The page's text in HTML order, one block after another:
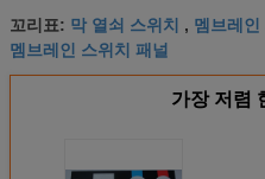
꼬리표: 막 열쇠 스위치 , 멤브레
멤브레인 스위치 패널
가장 저렴